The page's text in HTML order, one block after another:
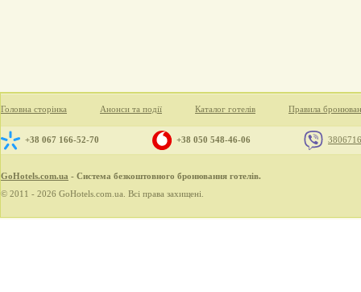
Головна сторінка Анонси та події Каталог готелів Правила
+38 067 166-52-70 +38 050 548-46-06
GoHotels.com.ua - Система безкоштовного бронювання готелів.
© 2011 - 2026 GoHotels.com.ua. Всі права захищені.